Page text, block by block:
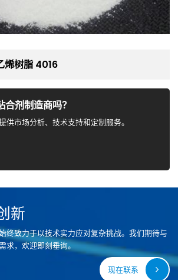
烯树脂 4016
剂制造商吗？
供市场分析、技术支持和定制服务。
新
终致力于以技术实力应对复杂挑战。我们期待与
求，欢迎即刻垂询。
现在联系